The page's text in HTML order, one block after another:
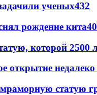
ученых432
рождение кита
которой 2500
открытие недалеко
статую